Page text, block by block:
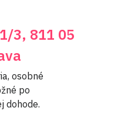
3, 811 05
osobné
po
dohode.